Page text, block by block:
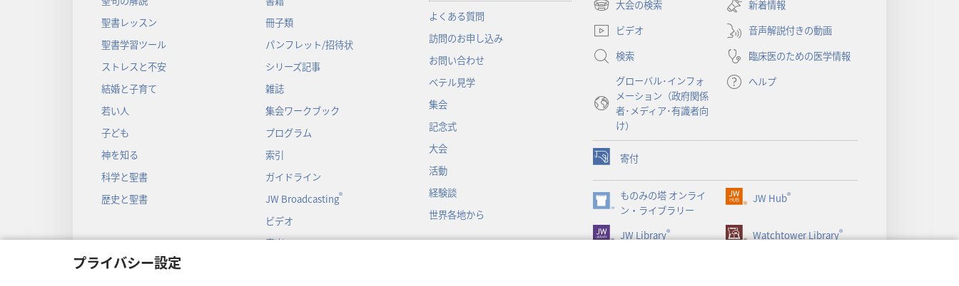
プライバシー設定
聖書レッスン
聖書学習ツール
ストレスと不安
結婚と子育て
若い人
子ども
神を知る
科学と聖書
歴史と聖書
冊子類
パンフレット/招待状
シリーズ記事
雑誌
集会ワークブック
プログラム
索引
ガイドライン
JW Broadcasting®
ビデオ
音楽
よくある質問
訪問のお申し込み
お問い合わせ
ベテル見学
集会
記念式
大会
活動
経験談
世界各地から
い
タ
ブ
で
開
く）
大会の検索
（新
し
タ
開
新着情報
ビデオ
音声解説付きの動画
検索
臨床医のための医学情報
グローバル･インフォ
メーション（政府関係
者･メディア･有識者向
け）
ヘルプ
寄付
（新
し
い
タ
ブ
で
ものみの塔 オンライ
ン・ライブラリー
（新
し
い
JW Hub®
（新
い
JW Library® Watchtower Library®